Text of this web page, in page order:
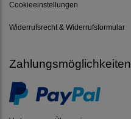
Cookieeinstellungen
Widerrufsrecht & Widerrufsformular
Zahlungsmöglichkeiten